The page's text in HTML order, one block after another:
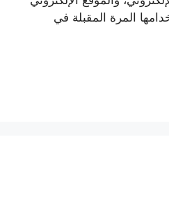
المرة المقبلة في